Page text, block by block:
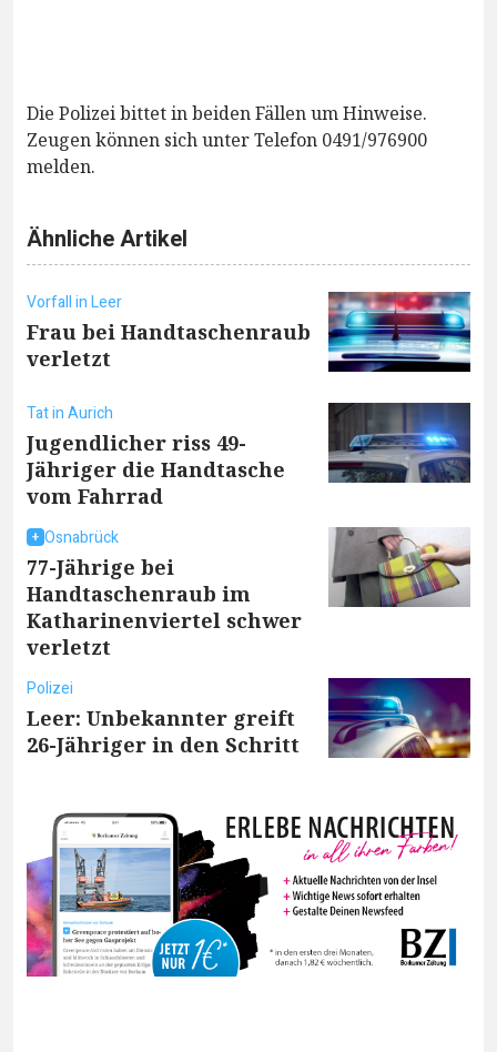
Die Polizei bittet in beiden Fällen um Hinweise.
Zeugen können sich unter Telefon 0491/976900
melden.
Ähnliche Artikel
Vorfall in Leer
Frau bei Handtaschenraub
verletzt
Tat in Aurich
Jugendlicher riss 49-
Jähriger die Handtasche
vom Fahrrad
Osnabrück
77-Jährige bei
Handtaschenraub im
Katharinenviertel schwer
verletzt
Polizei
Leer: Unbekannter greift
26-Jähriger in den Schritt